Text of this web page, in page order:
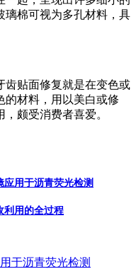
璃棉可视为多孔材料，具
齿贴面修复就是在变色或
的材料，用以美白或修
颇受消费者喜爱。
应用于沥青荧光检测
利用的全过程
于沥青荧光检测